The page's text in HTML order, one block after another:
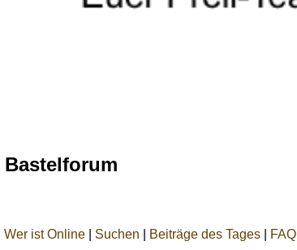
Bastelforum
Wer ist Online Suchen Beiträge des Tages FAQ